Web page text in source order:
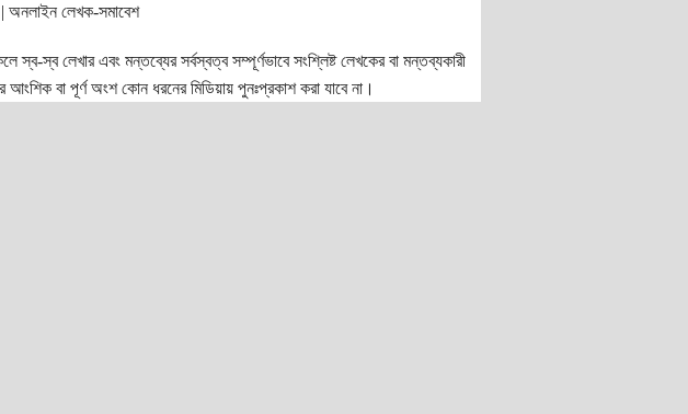
লেখক-সমাবেশ
স্ব লেখার এবং মন্তব্যের সর্বস্বত্ব সম্পূর্ণভাবে সংশ্লিষ্ট লেখকের বা মন্তব্যকারী
বা পূর্ণ অংশ কোন ধরনের মিডিয়ায় পুনঃপ্রকাশ করা যাবে না।